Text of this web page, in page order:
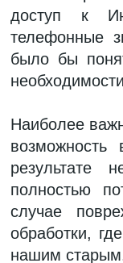
доступ к
телефонные
было бы
Наиболее
результате
полностью
случае
обработки,
нашим